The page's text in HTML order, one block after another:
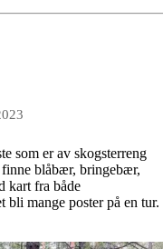
som er av skogsterreng
blåbær, bringebær,
kart fra både
bli mange poster på en tur.